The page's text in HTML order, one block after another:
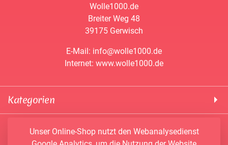
Wolle1000.de
Breiter Weg 48
39175 Gerwisch
E-Mail: info@wolle1000.de
Internet: www.wolle1000.de
Kategorien
ALIZE Yarns
Service & Informationen
Unser Online-Shop nutzt den Webanalysedienst